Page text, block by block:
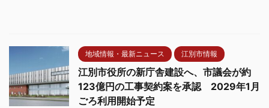
地域情報・最新ニュース 江別市情報
江別市役所の新庁舎建設へ、市議会が約
123億円の工事契約案を承認 2029年1月
ごろ利用開始予定